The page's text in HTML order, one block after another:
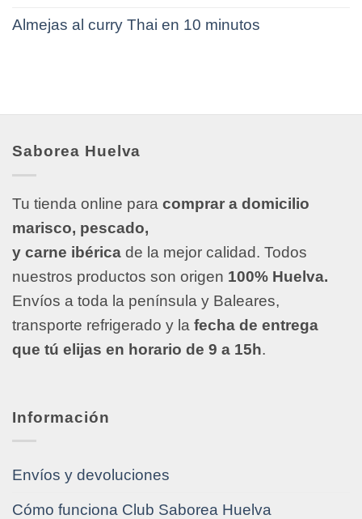
Almejas al curry Thai en 10 minutos
Saborea Huelva
Tu tienda online para comprar a domicilio
marisco, pescado,
y carne ibérica de la mejor calidad. Todos
nuestros productos son origen 100% Huelva.
Envíos a toda la península y Baleares,
transporte refrigerado y la fecha de entrega
que tú elijas en horario de 9 a 15h.
Información
Envíos y devoluciones
Cómo funciona Club Saborea Huelva